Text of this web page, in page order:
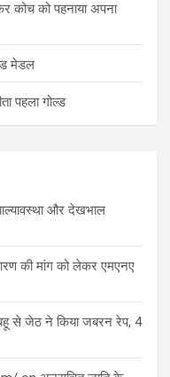
कोच को पहनाया अपना
मेडल
पहला गोल्ड
और देखभाल
की मांग को लेकर एमएनए
बहू से जेठ ने किया जबरन रेप, 4